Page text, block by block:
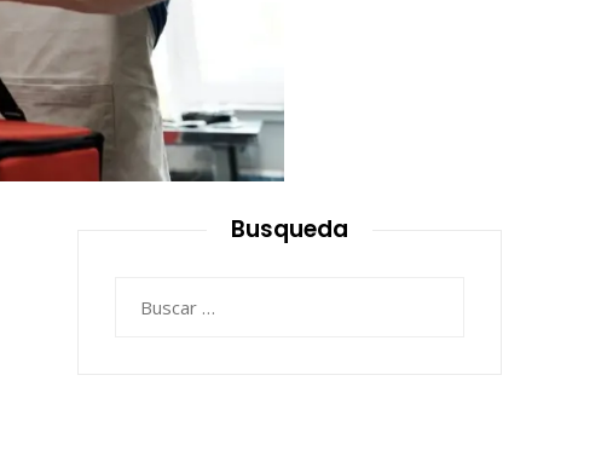
Busqueda